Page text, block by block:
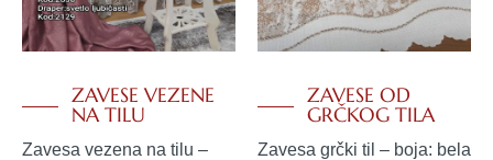
ZAVESE VEZENE
NA TILU
Zavesa vezena na tilu –
ZAVESE OD
GRČKOG TILA
Zavesa grčki til – boja: bela